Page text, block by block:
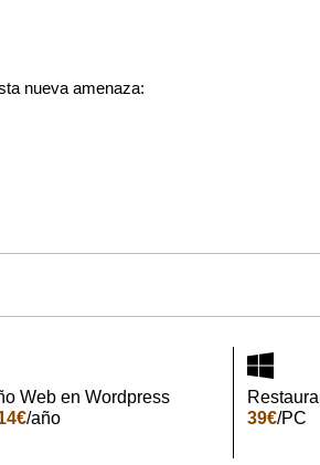
nueva amenaza:
Web en Wordpress
/año
39€/PC